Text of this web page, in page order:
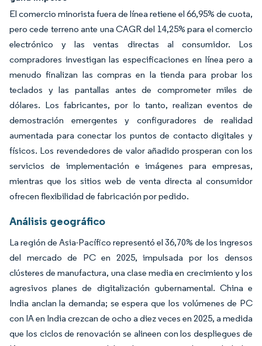
El comercio minorista fuera de línea retiene el 66,95% de cuota,
pero cede terreno ante una CAGR del 14,25% para el comercio
electrónico y las ventas directas al consumidor. Los
compradores investigan las especificaciones en línea pero a
menudo finalizan las compras en la tienda para probar los
teclados y las pantallas antes de comprometer miles de
dólares. Los fabricantes, por lo tanto, realizan eventos de
demostración emergentes y configuradores de realidad
aumentada para conectar los puntos de contacto digitales y
físicos. Los revendedores de valor añadido prosperan con los
servicios de implementación e imágenes para empresas,
mientras que los sitios web de venta directa al consumidor
ofrecen flexibilidad de fabricación por pedido.
Análisis geográfico
La región de Asia-Pacífico representó el 36,70% de los ingresos
del mercado de PC en 2025, impulsada por los densos
clústeres de manufactura, una clase media en crecimiento y los
agresivos planes de digitalización gubernamental. China e
India anclan la demanda; se espera que los volúmenes de PC
con IA en India crezcan de ocho a diez veces en 2025, a medida
que los ciclos de renovación se alineen con los despliegues de